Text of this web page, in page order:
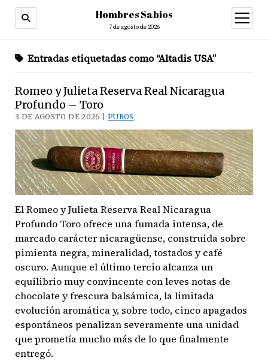
Hombres Sabios
7 de agosto de 2026
abrir
menú
Entradas etiquetadas como “Altadis USA”
Romeo y Julieta Reserva Real Nicaragua
Profundo – Toro
3 DE AGOSTO DE 2026 | PUROS
El Romeo y Julieta Reserva Real Nicaragua
Profundo Toro ofrece una fumada intensa, de
marcado carácter nicaragüense, construida sobre
pimienta negra, mineralidad, tostados y café
oscuro. Aunque el último tercio alcanza un
equilibrio muy convincente con leves notas de
chocolate y frescura balsámica, la limitada
evolución aromática y, sobre todo, cinco apagados
espontáneos penalizan severamente una unidad
que prometía mucho más de lo que finalmente
entregó.